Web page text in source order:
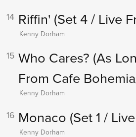
14 Riffin' (Set 4 / Live
Kenny Dorham
15 Who Cares? (As
From Cafe
Kenny Dorham
16 Monaco (Set 1 /
Kenny Dorham